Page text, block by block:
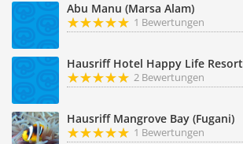
Abu Manu (Marsa Alam)
1 Bewertungen
Hausriff Hotel Happy Life Resort
2 Bewertungen
Hausriff Mangrove Bay (Fugani)
1 Bewertungen